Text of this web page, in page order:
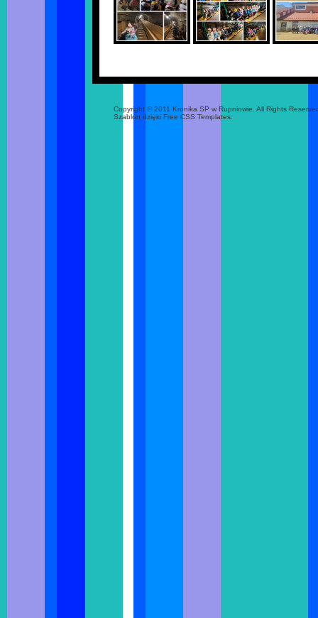
Copyright © 2011 Kronika SP w Rupniowie. All Rights
Szablon dzięki Free CSS Templates.